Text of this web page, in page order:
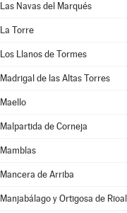
Las Navas del Marqués
La Torre
Los Llanos de Tormes
Madrigal de las Altas Torres
Maello
Malpartida de Corneja
Mamblas
Mancera de Arriba
Manjabálago y Ortigosa de